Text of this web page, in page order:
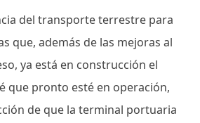
del transporte terrestre para
que, además de las mejoras al
ya está en construcción el
que pronto esté en operación,
de que la terminal portuaria